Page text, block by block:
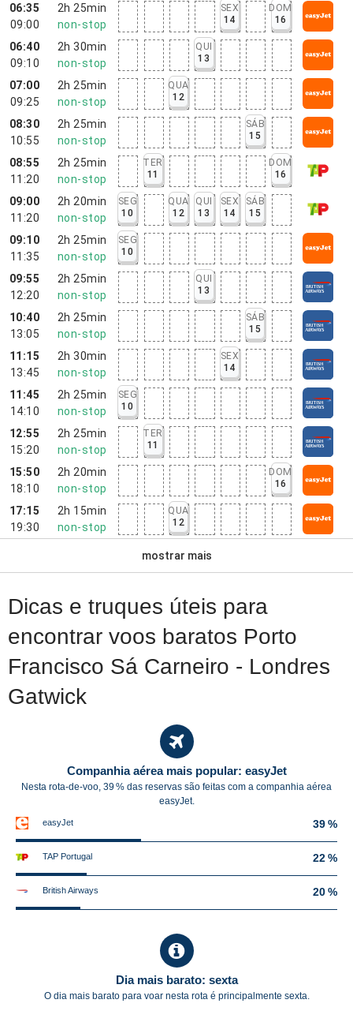
06:35
09:00
2h 25min
non-stop
SEX
14
DOM
16
06:40
09:10
2h 30min
non-stop
QUI
13
07:00
09:25
2h 25min
non-stop
QUA
12
08:30
10:55
2h 25min
non-stop
SÁB
15
08:55
11:20
2h 25min
non-stop
TER
11
DOM
16
09:00
11:20
2h 20min
non-stop
SEG
10
QUA
12
QUI
13
SEX
14
SÁB
15
09:10
11:35
2h 25min
non-stop
SEG
10
09:55
12:20
2h 25min
non-stop
QUI
13
10:40
13:05
2h 25min
non-stop
SÁB
15
11:15
13:45
2h 30min
non-stop
SEX
14
11:45
14:10
2h 25min
non-stop
SEG
10
12:55
15:20
2h 25min
non-stop
TER
11
15:50
18:10
2h 20min
non-stop
DOM
16
17:15
19:30
2h 15min
non-stop
QUA
12
mostrar mais
Dicas e truques úteis para
encontrar voos baratos Porto
Francisco Sá Carneiro - Londres
Gatwick
Companhia aérea mais popular: easyJet
Nesta rota-de-voo, 39 % das reservas são feitas com a companhia aérea
easyJet.
easyJet 39 %
TAP Portugal 22 %
British Airways 20 %
Dia mais barato: sexta
O dia mais barato para voar nesta rota é principalmente sexta.